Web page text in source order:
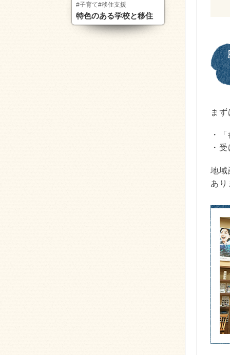
ま
・
・
地域
あ
#子育て#移住支援
特色のある学校と移住